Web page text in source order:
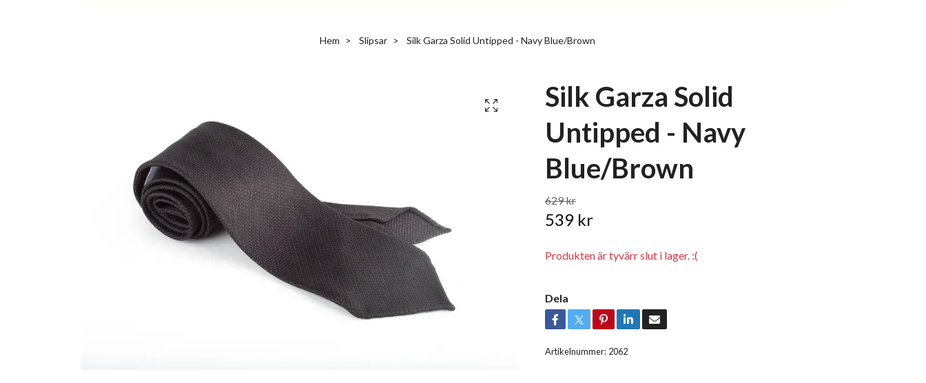
Hem Slipsar Silk Garza Solid Untipped - Navy Blue/Brown
Silk Garza Solid
Untipped - Navy
Blue/Brown
629 kr
539 kr
Produkten är tyvärr slut i lager. :(
Dela
Artikelnummer: 2062